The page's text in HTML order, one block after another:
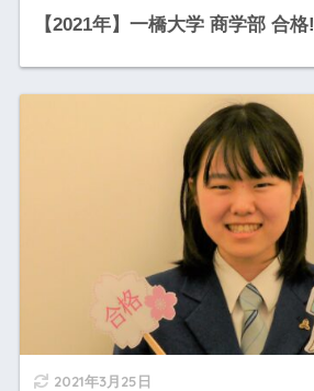
【2021年】一橋大学 商学部 合格!
2021年3月25日